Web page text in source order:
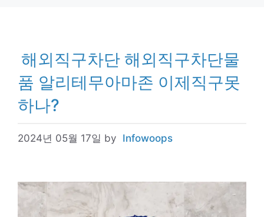
해외직구차단 해외직구차단물
품 알리테무아마존 이제직구못
하나?
2024년 05월 17일 by Infowoops